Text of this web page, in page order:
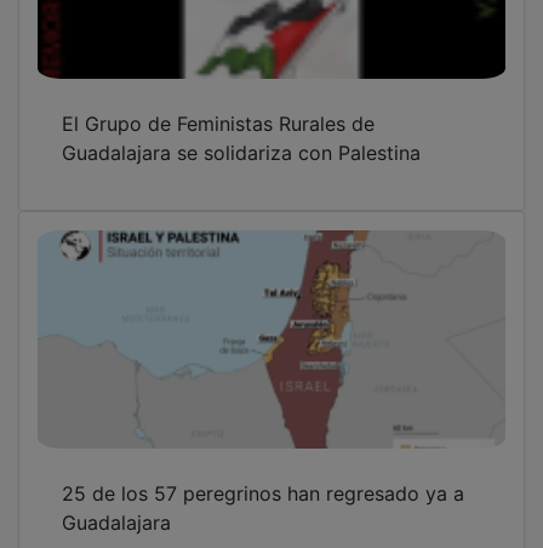
Guadalajara se solidariza con Palestina
Guadalajara